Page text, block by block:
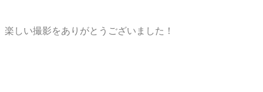
楽しい撮影をありがとうございました！